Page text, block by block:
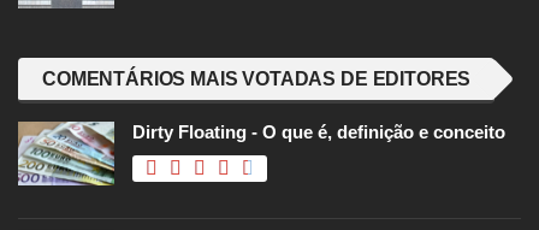
COMENTÁRIOS MAIS VOTADAS DE EDITORES
Dirty Floating - O que é, definição e conceito